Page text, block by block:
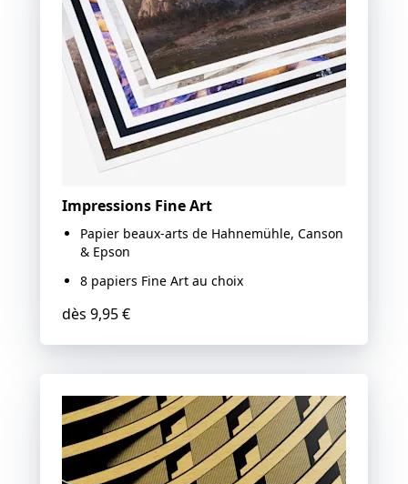
Impressions Fine Art
Papier beaux-arts de Hahnemühle, Canson
& Epson
8 papiers Fine Art au choix
dès 9,95 €